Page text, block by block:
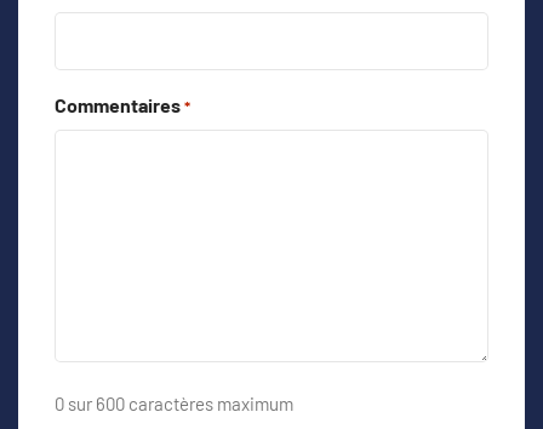
Commentaires *
0 sur 600 caractères maximum